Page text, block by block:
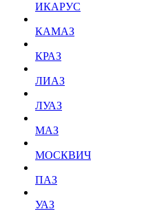
ИКАРУС
КАМАЗ
КРАЗ
ЛИАЗ
ЛУАЗ
МАЗ
МОСКВИЧ
ПАЗ
УАЗ